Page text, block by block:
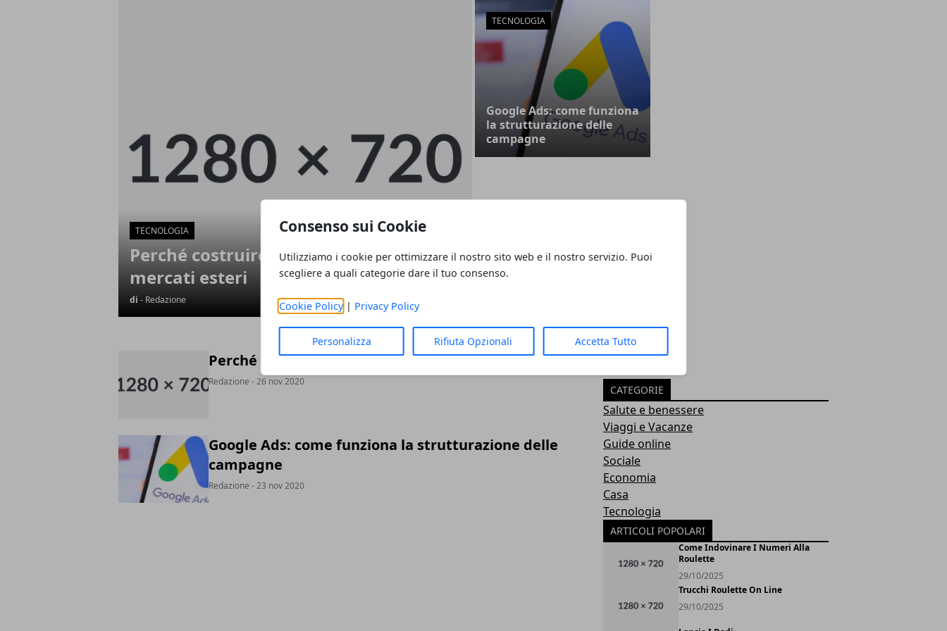
Consenso sui Cookie
Utilizziamo i cookie per ottimizzare il nostro sito web e il nostro servizio. Puoi
scegliere a quali categorie dare il tuo consenso.
Cookie Policy| Privacy Policy
Personalizza Rifiuta Opzionali Accetta Tutto
TECNOLOGIA
Perché costruire un e-commerce per
mercati esteri
di - Redazione
TECNOLOGIA
Google Ads: come funziona
la strutturazione delle
campagne
Perché costruire un e-commerce per mercati esteri
Redazione - 26 nov 2020
Google Ads: come funziona la strutturazione delle
campagne
Redazione - 23 nov 2020
CATEGORIE
Salute e benessere
Viaggi e Vacanze
Guide online
Sociale
Economia
Casa
Tecnologia
ARTICOLI POPOLARI
Come Indovinare I Numeri Alla
Roulette
29/10/2025
Trucchi Roulette On Line
29/10/2025